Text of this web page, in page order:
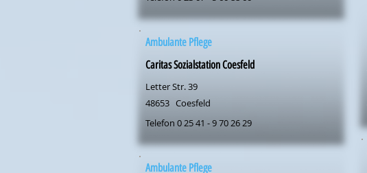
Ambulante Pflege
Caritas Sozialstation Coesfeld
Letter Str. 39
48653 Coesfeld
Telefon 0 25 41 - 9 70 26 29
Ambulante Pflege